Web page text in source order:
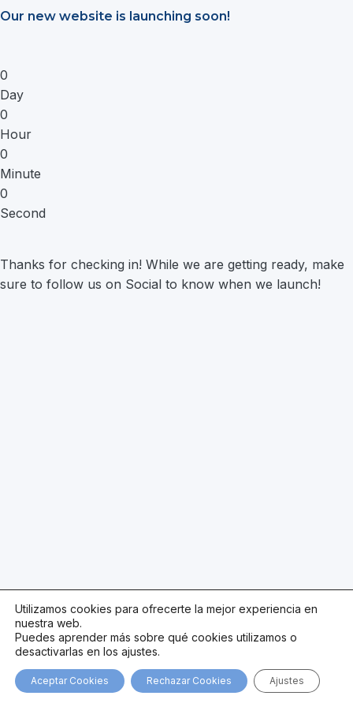
Saltar
Our new website is launching soon!
0
Day
0
Hour
0
Minute
0
Second
Thanks for checking in! While we are getting ready, make
sure to follow us on Social to know when we launch!
Utilizamos cookies para ofrecerte la mejor experiencia en
nuestra web.
Puedes aprender más sobre qué cookies utilizamos o
desactivarlas en los ajustes.
Aceptar Cookies Rechazar Cookies Ajustes